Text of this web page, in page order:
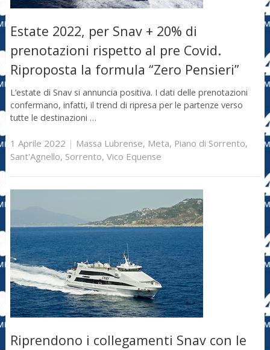
Estate 2022, per Snav + 20% di
prenotazioni rispetto al pre Covid.
Riproposta la formula “Zero Pensieri”
L’estate di Snav si annuncia positiva. I dati delle prenotazioni
confermano, infatti, il trend di ripresa per le partenze verso
tutte le destinazioni …
1 Aprile 2022 | Massa Lubrense, Meta, Piano di Sorrento,
Sant'Agnello, Sorrento, Vico Equense
Riprendono i collegamenti Snav con le